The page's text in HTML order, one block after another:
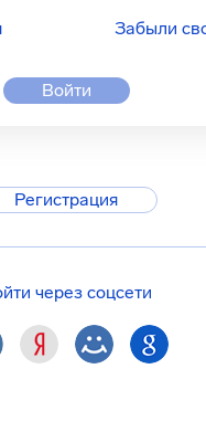
Забыли
Войти
Регистрация
через соцсети